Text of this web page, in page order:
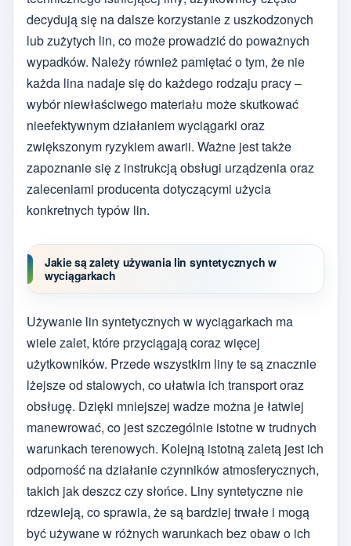
decydują się na dalsze korzystanie z uszkodzonych
lub zużytych lin, co może prowadzić do poważnych
wypadków. Należy również pamiętać o tym, że nie
każda lina nadaje się do każdego rodzaju pracy –
wybór niewłaściwego materiału może skutkować
nieefektywnym działaniem wyciągarki oraz
zwiększonym ryzykiem awarii. Ważne jest także
zapoznanie się z instrukcją obsługi urządzenia oraz
zaleceniami producenta dotyczącymi użycia
konkretnych typów lin.
Jakie są zalety używania lin syntetycznych w
wyciągarkach
Używanie lin syntetycznych w wyciągarkach ma
wiele zalet, które przyciągają coraz więcej
użytkowników. Przede wszystkim liny te są znacznie
lżejsze od stalowych, co ułatwia ich transport oraz
obsługę. Dzięki mniejszej wadze można je łatwiej
manewrować, co jest szczególnie istotne w trudnych
warunkach terenowych. Kolejną istotną zaletą jest ich
odporność na działanie czynników atmosferycznych,
takich jak deszcz czy słońce. Liny syntetyczne nie
rdzewieją, co sprawia, że są bardziej trwałe i mogą
być używane w różnych warunkach bez obaw o ich